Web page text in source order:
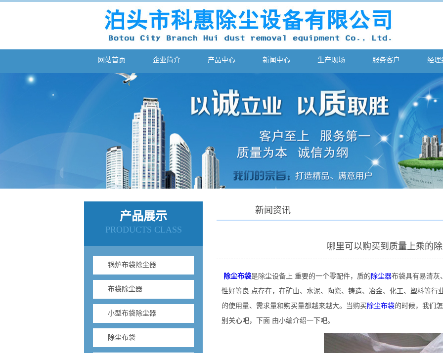
网站首页 企业简介 产品中心 新闻中心 生产现场 服务客户 经理
产品展示
PRODUCTS CLASS
锅炉布袋除尘器
布袋除尘器
小型布袋除尘器
除尘布袋
新闻资讯
哪里可以购买到质量上乘的
除尘布袋是除尘设备上 重要的一个零配件，质的 除尘器布袋具有易清灰
性好等良 点存在，在矿山、水泥、陶瓷、铸造、冶金、化工、塑料等行
的使用量、需求量和购买量都越来越大。当购买 除尘布袋的时候，我们
别关心吧，下面 由小编介绍一下吧。